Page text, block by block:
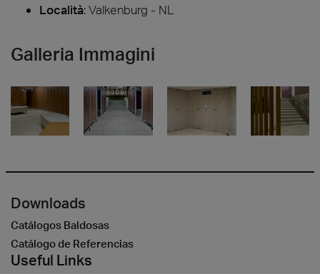
Località: Valkenburg - NL
Galleria Immagini
Downloads
Catálogos Baldosas
Catálogo de Referencias
Useful Links